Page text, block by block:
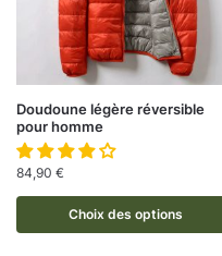
Doudoune légère réversible
pour homme
84,90 €
Choix des options